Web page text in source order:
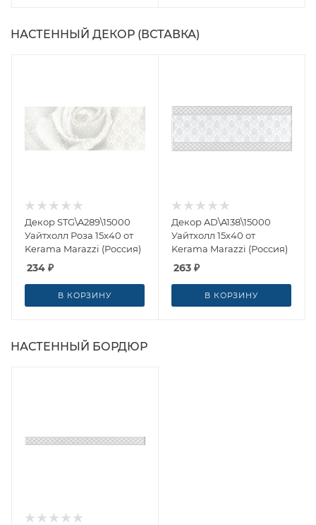
НАСТЕННЫЙ ДЕКОР (ВСТАВКА)
Декор STG\A289\15000
Уайтхолл Роза 15x40 от
Kerama Marazzi (Россия)
234 ₽
В КОРЗИНУ
Декор AD\A138\15000
Уайтхолл 15x40 от
Kerama Marazzi (Россия)
263 ₽
В КОРЗИНУ
НАСТЕННЫЙ БОРДЮР